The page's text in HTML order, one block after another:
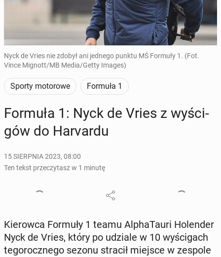
Nyck de Vries nie zdobył ani jednego punktu MŚ Formuły 1. (Fot.
Vince Mignott/MB Media/Getty Images)
Sporty motorowe Formuła 1
Formuła 1: Nyck de Vries z wy­ści­
gów do Ha­rvar­du
15 SIERPNIA 2023, 08:00
Ten tekst przeczytasz w 1 minutę
Kie­row­ca Formuły 1 teamu Al­pha­Tau­ri Ho­len­der
Nyck de Vries, który po udziale w 10 wy­ści­gach
te­go­rocz­ne­go sezonu stracił miejsce w zespole